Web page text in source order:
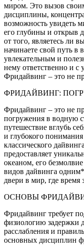
миром. Это вызов
дисциплины,
возможность увидеть
его глубины и открыв
от того, являетесь ли
начинаете свой путь в
увлекательным и
нему ответственно и с
Фридайвинг – это не
ФРИДАЙВИНГ:
Фридайвинг – это не
погружения в водную
путешествие вглубь
и глубокого
классического
предоставляет
океаном, его
видов дайвинга
двери в мир, где время
ОСНОВЫ
Фридайвинг требует
физиологию задержки
расслабления и
основных дисциплин